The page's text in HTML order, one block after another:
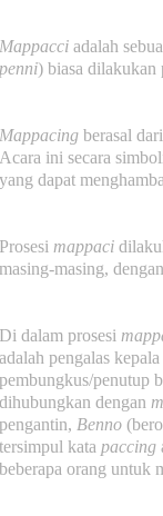
Mappacci adalah
penni) biasa dilakukan
Mappacing berasal
Acara ini secara
yang dapat
Prosesi mappaci
masing-masing,
Di dalam prosesi
adalah pengalas
pembungkus/penutup
dihubungkan dengan
pengantin, Benno
tersimpul kata paccing
beberapa orang untuk